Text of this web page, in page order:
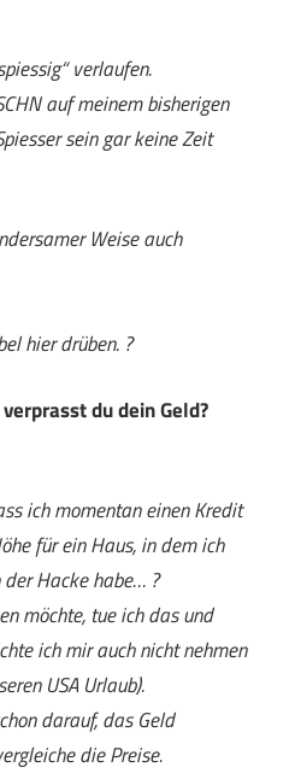
verlaufen.
auf meinem bisherigen
sein gar keine Zeit
Weise auch
hier drüben. ?
du dein Geld?
ich momentan einen Kredit
für ein Haus, in dem ich
Hacke habe… ?
möchte, tue ich das und
ich mir auch nicht nehmen
USA Urlaub).
darauf, das Geld
die Preise.